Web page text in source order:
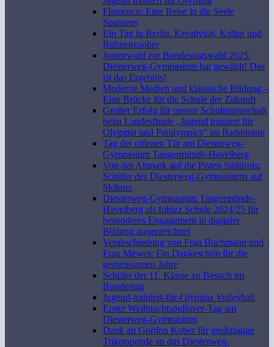
Flamenco: Eine Reise in die Seele
Spaniens
Ein Tag in Berlin: Kreativität, Kultur und
Bühnenzauber
Juniorwahl zur Bundestagswahl 2025:
Diesterweg-Gymnasium hat gewählt! Das
ist das Ergebnis!
Moderne Medien und klassische Bildung –
Eine Brücke für die Schule der Zukunft
Großer Erfolg für unsere Schulmannschaft
beim Landesfinale „Jugend trainiert für
Olympia und Paralympics“ im Badminton
Tag der offenen Tür am Diesterweg-
Gymnasium Tangermünde-Havelberg
Von der Altmark auf die Pisten Südtirols:
Schüler des Diesterweg-Gymnasiums auf
Skikurs
Diesterweg-Gymnasium Tangermünde-
Havelberg als fobizz Schule 2024/25 für
besonderes Engagement in digitaler
Bildung ausgezeichnet
Verabschiedung von Frau Buchmann und
Frau Mewes: Ein Dankeschön für die
gemeinsamen Jahre
Schüler der 11. Klasse zu Besuch im
Bundestag
Jugend-trainiert-für-Olympia Volleyball
Erster Weihnachtspullover-Tag am
Diesterweg-Gymnasium
Dank an Gordon Kober für großzügige
Trikotspende an das Diesterweg-